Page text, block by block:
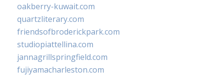
oakberry-kuwait.com
quartzliterary.com
friendsofbroderickpark.com
studiopiattellina.com
jannagrillspringfield.com
fujiyamacharleston.com